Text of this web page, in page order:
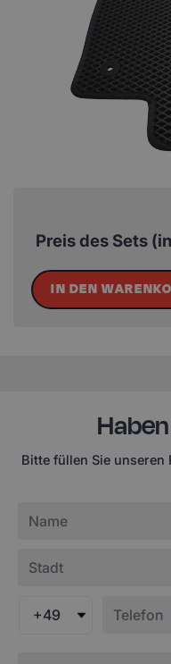
Preis des Sets
IN DEN
Bitte füllen Sie unseren
+49